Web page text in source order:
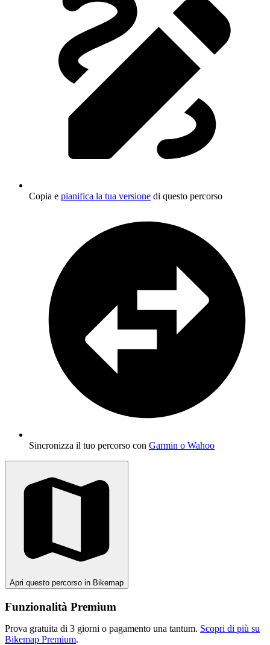
Copia e pianifica la tua versione di questo percorso
Sincronizza il tuo percorso con Garmin o Wahoo
Apri questo percorso in Bikemap
Funzionalità Premium
Prova gratuita di 3 giorni o pagamento una tantum. Scopri di più su
Bikemap Premium.